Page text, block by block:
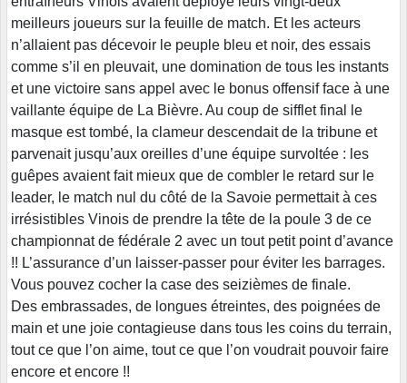
meilleurs joueurs sur la feuille de match. Et les acteurs
n’allaient pas décevoir le peuple bleu et noir, des essais
comme s’il en pleuvait, une domination de tous les instants
et une victoire sans appel avec le bonus offensif face à une
vaillante équipe de La Bièvre. Au coup de sifflet final le
masque est tombé, la clameur descendait de la tribune et
parvenait jusqu’aux oreilles d’une équipe survoltée : les
guêpes avaient fait mieux que de combler le retard sur le
leader, le match nul du côté de la Savoie permettait à ces
irrésistibles Vinois de prendre la tête de la poule 3 de ce
championnat de fédérale 2 avec un tout petit point d’avance
!! L’assurance d’un laisser-passer pour éviter les barrages.
Vous pouvez cocher la case des seizièmes de finale.
Des embrassades, de longues étreintes, des poignées de
main et une joie contagieuse dans tous les coins du terrain,
tout ce que l’on aime, tout ce que l’on voudrait pouvoir faire
encore et encore !!